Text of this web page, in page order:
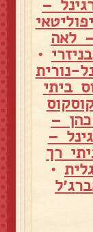
–
לאה
•
נורית
ביתי
–
–
רך
•